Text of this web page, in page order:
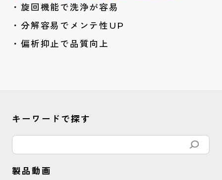
旋回機能で洗浄が容易
分解容易でメンテ性UP
偏析抑止で品質向上
キーワードで探す
製品動画